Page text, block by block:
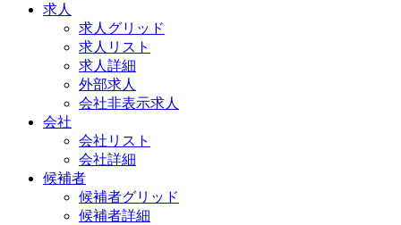
求人
求人グリッド
求人リスト
求人詳細
外部求人
会社非表示求人
会社
会社リスト
会社詳細
候補者
候補者グリッド
候補者詳細